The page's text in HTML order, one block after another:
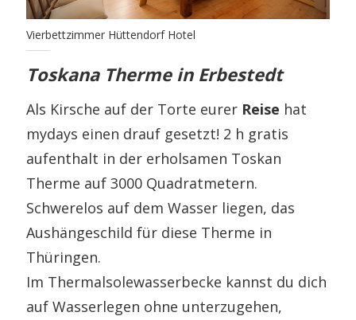
Vierbettzimmer Hüttendorf Hotel
Toskana Therme in Erbestedt
Als Kirsche auf der Torte eurer Reise hat
mydays einen drauf gesetzt! 2 h gratis
aufenthalt in der erholsamen Toskan
Therme auf 3000 Quadratmetern.
Schwerelos auf dem Wasser liegen, das
Aushängeschild für diese Therme in
Thüringen.
Im Thermalsolewasserbecke kannst du dich
auf Wasserlegen ohne unterzugehen,